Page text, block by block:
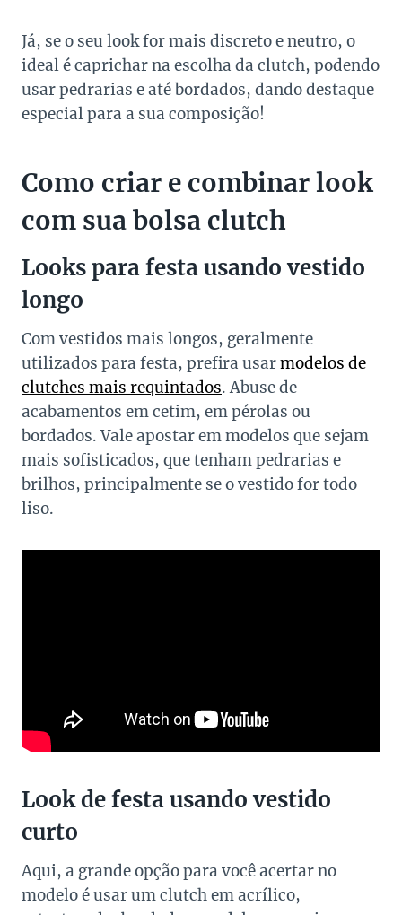
Já, se o seu look for mais discreto e neutro, o
ideal é caprichar na escolha da clutch, podendo
usar pedrarias e até bordados, dando destaque
especial para a sua composição!
Como criar e combinar look
com sua bolsa clutch
Looks para festa usando vestido
longo
Com vestidos mais longos, geralmente
utilizados para festa, prefira usarmodelos de
clutches mais requintados. Abuse de
acabamentos em cetim, em pérolas ou
bordados. Vale apostar em modelos que sejam
mais sofisticados, que tenham pedrarias e
brilhos, principalmente se o vestido for todo
liso.
Look de festa usando vestido
curto
Aqui, a grande opção para você acertar no
modelo é usar um clutch em acrílico,